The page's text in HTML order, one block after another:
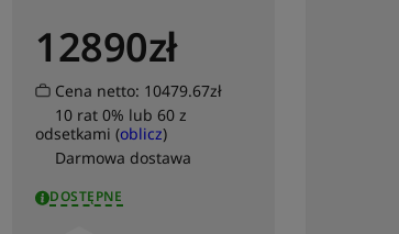
12890zł
Cena netto: 10479.67zł
10 rat 0% lub 60 z
odsetkami (oblicz)
Darmowa dostawa
DOSTĘPNE